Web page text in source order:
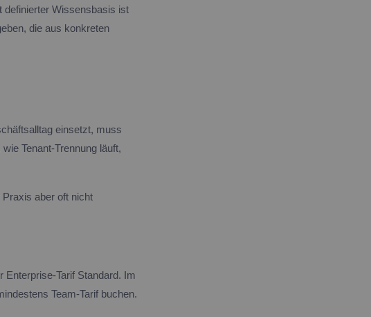
definierter Wissensbasis ist
die aus konkreten
einsetzt, muss
Tenant-Trennung läuft,
aber oft nicht
Enterprise-Tarif Standard. Im
Team-Tarif buchen.